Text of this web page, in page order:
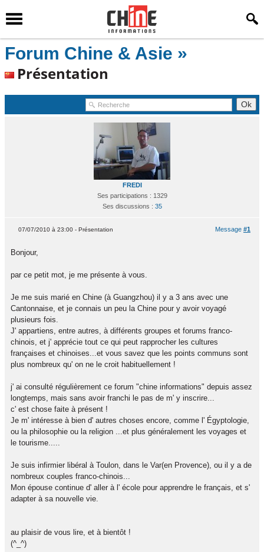
Forum Chine & Asie »
Présentation
FREDI
Ses participations : 1329
Ses discussions : 35
Message #1
07/07/2010 à 23:00 - Présentation
Bonjour,
par ce petit mot, je me présente à vous.
Je me suis marié en Chine (à Guangzhou) il y a 3 ans avec une
Cantonnaise, et je connais un peu la Chine pour y avoir voyagé
plusieurs fois.
J' appartiens, entre autres, à différents groupes et forums franco-
chinois, et j' apprécie tout ce qui peut rapprocher les cultures
françaises et chinoises...et vous savez que les points communs sont
plus nombreux qu' on ne le croit habituellement !
j' ai consulté régulièrement ce forum "chine informations" depuis assez
longtemps, mais sans avoir franchi le pas de m' y inscrire...
c' est chose faite à présent !
Je m' intéresse à bien d' autres choses encore, comme l' Égyptologie,
ou la philosophie ou la religion ...et plus généralement les voyages et
le tourisme.....
Je suis infirmier libéral à Toulon, dans le Var(en Provence), ou il y a de
nombreux couples franco-chinois...
Mon épouse continue d' aller à l' école pour apprendre le français, et s'
adapter à sa nouvelle vie.
au plaisir de vous lire, et à bientôt !
(^_^)